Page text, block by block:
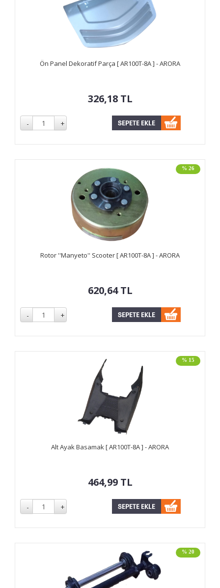
Ön Panel Dekoratif Parça [ AR100T-8A ] - ARORA
326,18 TL
% 26
Rotor ''Manyeto'' Scooter [ AR100T-8A ] - ARORA
620,64TL
% 15
Alt Ayak Basamak [ AR100T-8A ] - ARORA
464,99 TL
% 20